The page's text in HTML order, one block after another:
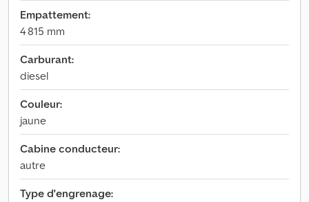
Empattement:
4 815 mm
Carburant:
diesel
Couleur:
jaune
Cabine conducteur:
autre
Type d'engrenage: